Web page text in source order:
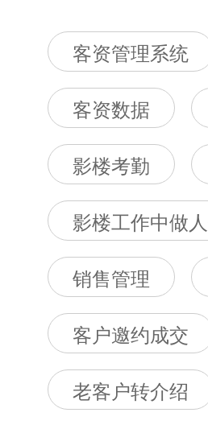
客资管理系统
客资数据
影楼考勤
影楼工作中做
销售管理
客户邀约成交
老客户转介绍